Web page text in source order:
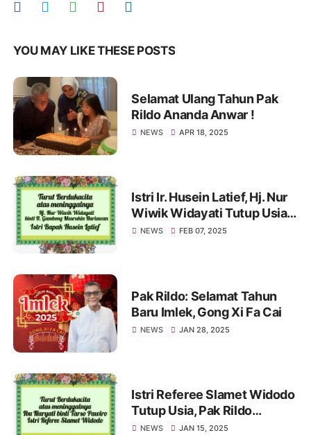
YOU MAY LIKE THESE POSTS
Selamat Ulang Tahun Pak
Rildo Ananda Anwar !
NEWS APR 18, 2025
Istri Ir. Husein Latief, Hj. Nur
Wiwik Widayati Tutup Usia.
Pak Rildo Sampaikan
NEWS FEB 07, 2025
Pak Rildo: Selamat Tahun
Baru Imlek, Gong Xi Fa Cai
NEWS JAN 28, 2025
Istri Referee Slamet Widodo
Tutup Usia, Pak Rildo
Sampaikan Ucapan
NEWS JAN 15, 2025